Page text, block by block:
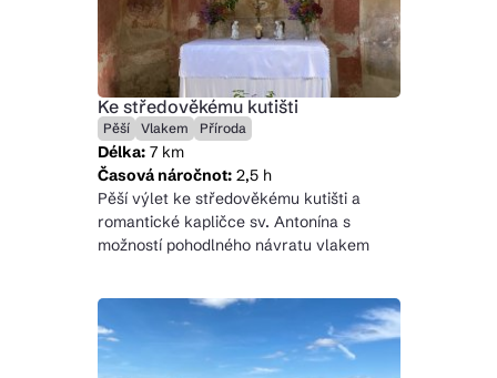
Ke středověkému kutišti
Pěší Vlakem Příroda
Délka:7 km
Časová náročnot:2,5 h
Pěší výlet ke středověkému kutišti a
romantické kapličce sv. Antonína s
možností pohodlného návratu vlakem